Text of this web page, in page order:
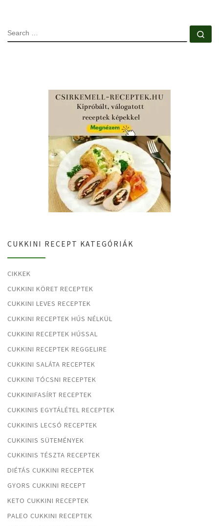
SEARCH
CUKKINI RECEPT KATEGÓRIÁK
CIKKEK
CUKKINI KÖRET RECEPTEK
CUKKINI LEVES RECEPTEK
CUKKINI RECEPTEK HÚS NÉLKÜL
CUKKINI RECEPTEK HÚSSAL
CUKKINI RECEPTEK REGGELIRE
CUKKINI SALÁTA RECEPTEK
CUKKINI TÓCSNI RECEPTEK
CUKKINIFASÍRT RECEPTEK
CUKKINIS EGYTÁLÉTEL RECEPTEK
CUKKINIS LECSÓ RECEPTEK
CUKKINIS SÜTEMÉNYEK
CUKKINIS TÉSZTA RECEPTEK
DIÉTÁS CUKKINI RECEPTEK
GYORS CUKKINI RECEPT
KETO CUKKINI RECEPTEK
PALEO CUKKINI RECEPTEK